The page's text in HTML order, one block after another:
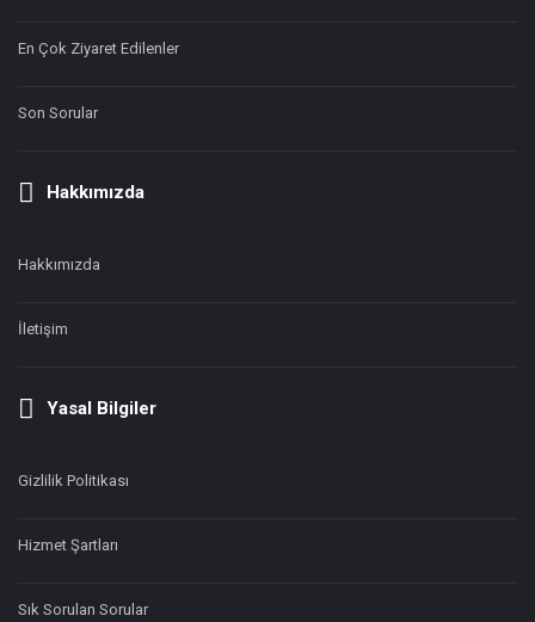
En Çok Ziyaret Edilenler
Son Sorular
Hakkımızda
Hakkımızda
İletişim
Yasal Bilgiler
Gizlilik Politikası
Hizmet Şartları
Sık Sorulan Sorular